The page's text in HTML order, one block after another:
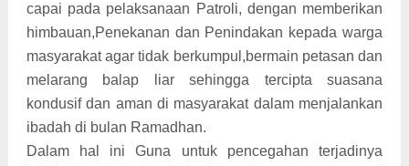
capai pada pelaksanaan Patroli, dengan memberikan
himbauan,Penekanan dan Penindakan kepada warga
masyarakat agar tidak berkumpul,bermain petasan dan
melarang balap liar sehingga tercipta suasana
kondusif dan aman di masyarakat dalam menjalankan
ibadah di bulan Ramadhan.
Dalam hal ini Guna untuk pencegahan terjadinya